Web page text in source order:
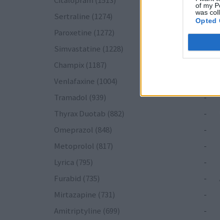
of my
was
Opted
Sertraline (1274)
-
Paroxetine (1272)
-
Simvastatine (1228)
-
Champix (1187)
Venlafaxine (1004)
Tramadol (939)
-
Thyrax Duotab (882)
-
Omeprazol (848)
-
Metoprolol (817)
-
Lyrica (795)
-
Furabid (735)
-
Mirtazapine (731)
-
Amitriptyline (699)
-